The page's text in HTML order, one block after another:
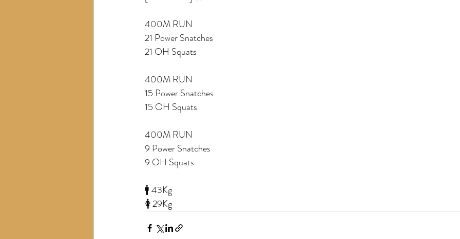
400M RUN
21 Power Snatches
21 OH Squats
400M RUN
15 Power Snatches
15 OH Squats
400M RUN
9 Power Snatches
9 OH Squats
🚹 43Kg
🚺 29Kg